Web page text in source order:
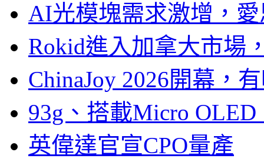
AI光模塊需求激增，
Rokid進入加拿大市場
ChinaJoy 2026開幕，
93g、搭載Micro
英偉達官宣CPO量產